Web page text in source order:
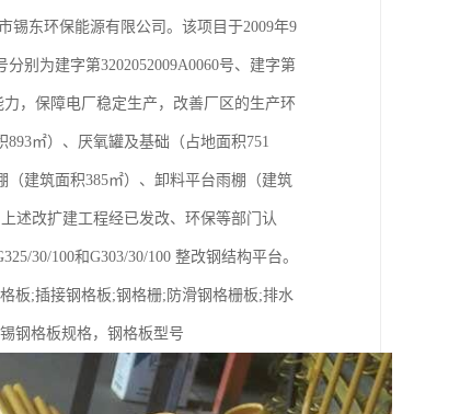
锡东环保能源有限公司。该项目于2009年9
别为建字第3202052009A0060号、建字第
，保障电厂稳定生产，改善厂区的生产环
㎡）、厌氧罐及基础（占地面积751
建筑面积385㎡）、卸料平台雨棚（建筑
述改扩建工程经已发改、环保等部门认
30/100和G303/30/100 整改钢结构平台。
板;插接钢格板;钢格栅;防滑钢格栅板;排水
钢格板规格，钢格板型号